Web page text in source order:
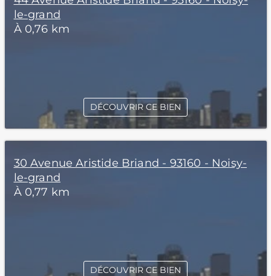
le-grand
À 0,76 km
DÉCOUVRIR CE BIEN
30 Avenue Aristide Briand - 93160 - Noisy-
le-grand
À 0,77 km
DÉCOUVRIR CE BIEN